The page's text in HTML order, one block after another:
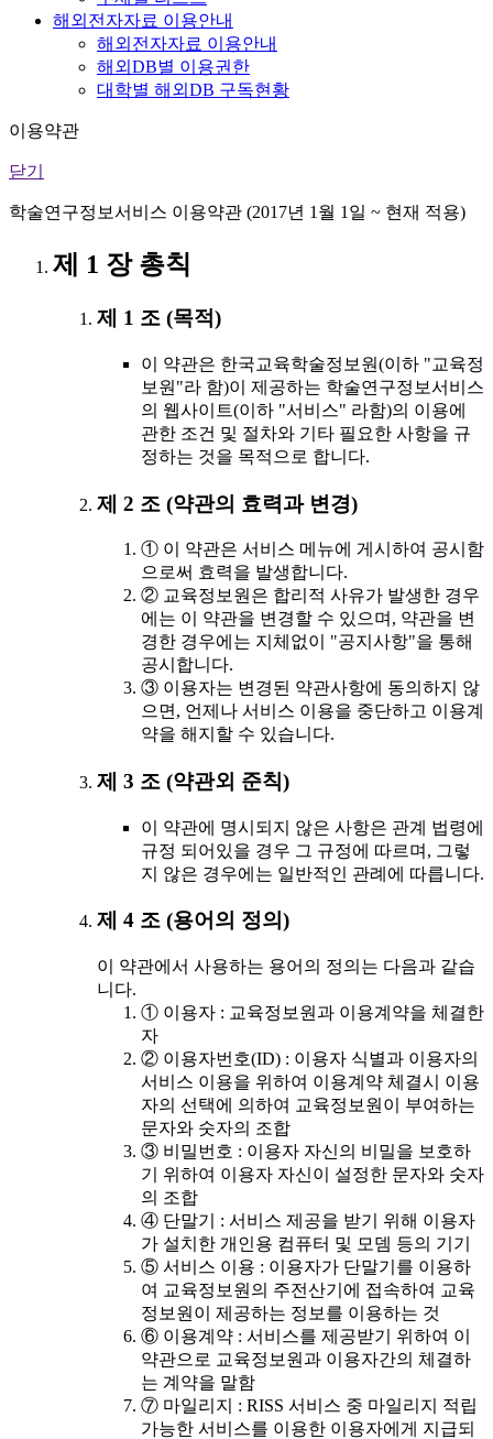
해외전자자료 이용안내
해외전자자료 이용안내
해외DB별 이용권한
대학별 해외DB 구독현황
이용약관
닫기
학술연구정보서비스 이용약관 (2017년 1월 1일 ~ 현재 적용)
제 1 장 총칙
제 1 조 (목적)
이 약관은 한국교육학술정보원(이하 "교육정
보원"라 함)이 제공하는 학술연구정보서비스
의 웹사이트(이하 "서비스" 라함)의 이용에
관한 조건 및 절차와 기타 필요한 사항을 규
정하는 것을 목적으로 합니다.
제 2 조 (약관의 효력과 변경)
① 이 약관은 서비스 메뉴에 게시하여 공시함
으로써 효력을 발생합니다.
② 교육정보원은 합리적 사유가 발생한 경우
에는 이 약관을 변경할 수 있으며, 약관을 변
경한 경우에는 지체없이 "공지사항"을 통해
공시합니다.
③ 이용자는 변경된 약관사항에 동의하지 않
으면, 언제나 서비스 이용을 중단하고 이용계
약을 해지할 수 있습니다.
제 3 조 (약관외 준칙)
이 약관에 명시되지 않은 사항은 관계 법령에
규정 되어있을 경우 그 규정에 따르며, 그렇
지 않은 경우에는 일반적인 관례에 따릅니다.
제 4 조 (용어의 정의)
이 약관에서 사용하는 용어의 정의는 다음과 같습
니다.
① 이용자 : 교육정보원과 이용계약을 체결한
자
② 이용자번호(ID) : 이용자 식별과 이용자의
서비스 이용을 위하여 이용계약 체결시 이용
자의 선택에 의하여 교육정보원이 부여하는
문자와 숫자의 조합
③ 비밀번호 : 이용자 자신의 비밀을 보호하
기 위하여 이용자 자신이 설정한 문자와 숫자
의 조합
④ 단말기 : 서비스 제공을 받기 위해 이용자
가 설치한 개인용 컴퓨터 및 모뎀 등의 기기
⑤ 서비스 이용 : 이용자가 단말기를 이용하
여 교육정보원의 주전산기에 접속하여 교육
정보원이 제공하는 정보를 이용하는 것
⑥ 이용계약 : 서비스를 제공받기 위하여 이
약관으로 교육정보원과 이용자간의 체결하
는 계약을 말함
⑦ 마일리지 : RISS 서비스 중 마일리지 적립
가능한 서비스를 이용한 이용자에게 지급되